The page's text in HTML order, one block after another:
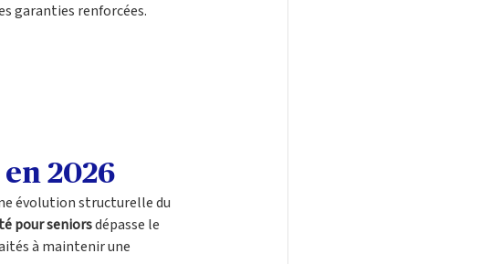
garanties renforcées.
2026
évolution structurelle du
pour seniors dépasse le
à maintenir une